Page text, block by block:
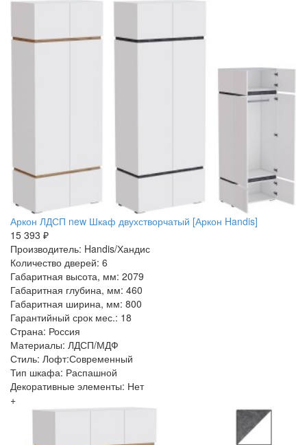
Аркон ЛДСП new Шкаф двухстворчатый [Аркон Handis]
15 393 ₽
Производитель: Handis/Хандис
Количество дверей: 6
Габаритная высота, мм: 2079
Габаритная глубина, мм: 460
Габаритная ширина, мм: 800
Гарантийный срок мес.: 18
Страна: Россия
Материалы: ЛДСП/МДФ
Стиль: Лофт:Современный
Тип шкафа: Распашной
Декоративные элементы: Нет
+